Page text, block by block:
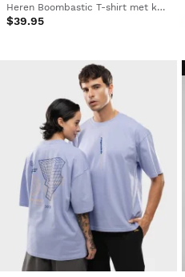
Heren Boombastic T-shirt met korte mouwen
$39.95